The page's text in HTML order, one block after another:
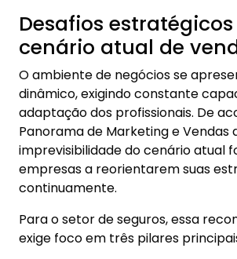
Desafios
cenário atual de
O ambiente de negócios se
dinâmico, exigindo constante
adaptação dos profissionais. De
Panorama de Marketing e Vendas
imprevisibilidade do cenário atual
empresas a reorientarem suas
continuamente.
Para o setor de seguros, essa
exige foco em três pilares